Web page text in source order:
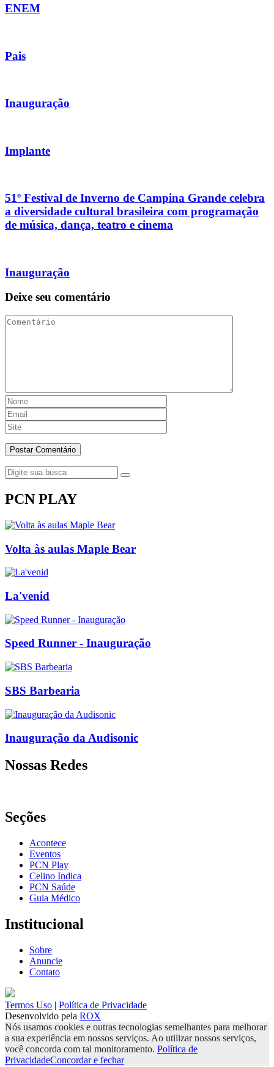
ENEM
Pais
Inauguração
Implante
51º Festival de Inverno de Campina Grande celebra
a diversidade cultural brasileira com programação
de música, dança, teatro e cinema
Inauguração
Deixe seu comentário
PCN PLAY
Volta às aulas Maple Bear
La'venid
Speed Runner - Inauguração
SBS Barbearia
Inauguração da Audisonic
Nossas Redes
Seções
Acontece
Eventos
PCN Play
Celino Indica
PCN Saúde
Guia Médico
Institucional
Sobre
Anuncie
Contato
Termos Uso | Política de Privacidade
Desenvolvido pela ROX
Nós usamos cookies e outras tecnologias semelhantes para melhorar
a sua experiência em nossos serviços. Ao utilizar nossos serviços,
você concorda com tal monitoramento. Política de
PrivacidadeConcordar e fechar